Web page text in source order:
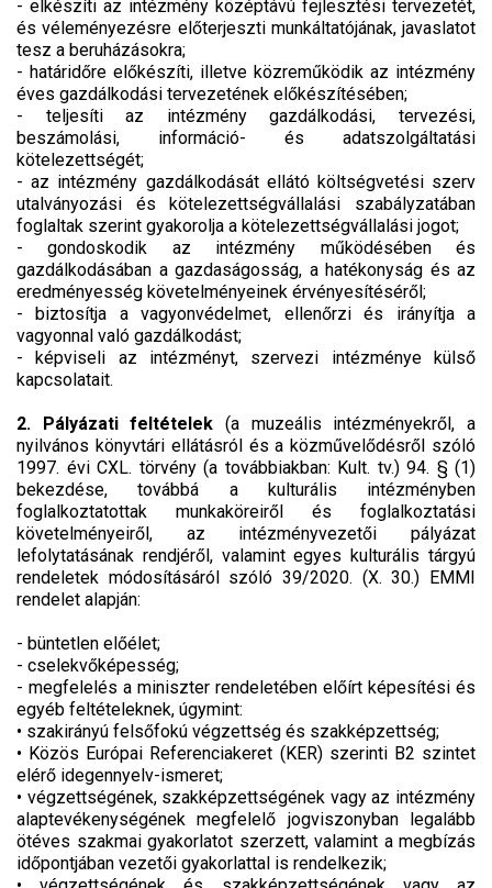
- elkészíti az intézmény középtávú fejlesztési tervezetét,
és véleményezésre előterjeszti munkáltatójának, javaslatot
tesz a beruházásokra;
- határidőre előkészíti, illetve közreműködik az intézmény
éves gazdálkodási tervezetének előkészítésében;
- teljesíti az intézmény gazdálkodási, tervezési,
beszámolási, információ- és adatszolgáltatási
kötelezettségét;
- az intézmény gazdálkodását ellátó költségvetési szerv
utalványozási és kötelezettségvállalási szabályzatában
foglaltak szerint gyakorolja a kötelezettségvállalási jogot;
- gondoskodik az intézmény működésében és
gazdálkodásában a gazdaságosság, a hatékonyság és az
eredményesség követelményeinek érvényesítéséről;
- biztosítja a vagyonvédelmet, ellenőrzi és irányítja a
vagyonnal való gazdálkodást;
- képviseli az intézményt, szervezi intézménye külső
kapcsolatait.
2. Pályázati feltételek (a muzeális intézményekről, a
nyilvános könyvtári ellátásról és a közművelődésről szóló
1997. évi CXL. törvény (a továbbiakban: Kult. tv.) 94. § (1)
bekezdése, továbbá a kulturális intézményben
foglalkoztatottak munkaköreiről és foglalkoztatási
követelményeiről, az intézményvezetői pályázat
lefolytatásának rendjéről, valamint egyes kulturális tárgyú
rendeletek módosításáról szóló 39/2020. (X. 30.) EMMI
rendelet alapján:
- büntetlen előélet;
- cselekvőképesség;
- megfelelés a miniszter rendeletében előírt képesítési és
egyéb feltételeknek, úgymint:
• szakirányú felsőfokú végzettség és szakképzettség;
• Közös Európai Referenciakeret (KER) szerinti B2 szintet
elérő idegennyelv-ismeret;
• végzettségének, szakképzettségének vagy az intézmény
alaptevékenységének megfelelő jogviszonyban legalább
ötéves szakmai gyakorlatot szerzett, valamint a megbízás
időpontjában vezetői gyakorlattal is rendelkezik;